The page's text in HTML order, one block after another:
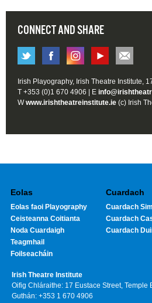
CONNECT AND SHARE
Irish Playography, Irish Theatre Institute,
T +353 (0)1 670 4906 | E
Wwww.irishtheatreinstitute.ie (c) Irish
Eolas
Eolas faoi Playography
Ceisteanna Coitianta
Noda Cuardaigh
Teagmhail
Foilseacháin
Cuardach
Cuardach
Cuardach
Cuardach
Irish Theatre Institute
Oifig Chláraithe: 17 Eustace Street, Temple
Guthán: +353 1 670 4906